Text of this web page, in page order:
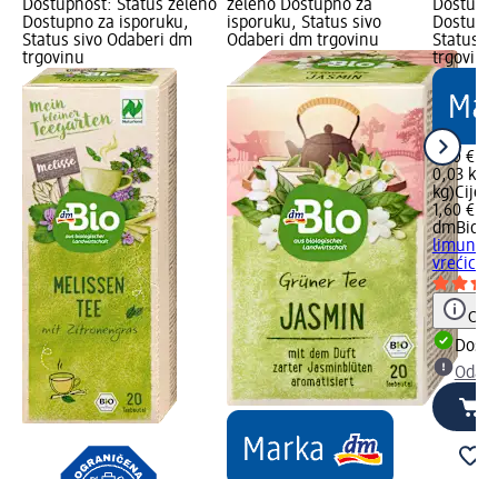
Dostupnost: Status zeleno
Dostupno za isporuku,
Status sivo Odaberi dm
trgovinu
zeleno Dostupno za
isporuku, Status sivo
Odaberi dm trgovinu
Status
trgovinu
1,60 €
0,03 kg
kg)
1,60 €
dmBio
vrećica,